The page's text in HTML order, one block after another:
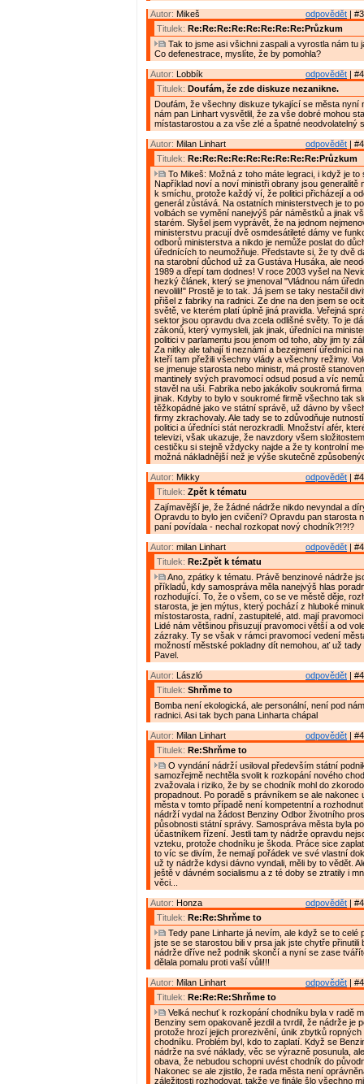
odpovědět |
Autor: Mikeš
Titulek: Re:Re:Re:Re:Re:Re:Re:Re:Průzkum
Tak to jsme asi všichni zaspali a vyrostla nám tu
Co defenestrace, myslíte, že by pomohla?
odpovědět |
Autor: Lobbík
Titulek: Doufám, že zde diskuze nezanikne.
Doufám, že všechny diskuze tykající se města nyní
nám pan Linhart vysvětlil, že za vše dobré mohou
místastarostou a za vše zlé a špatné neodvolatelný
odpovědět |
Autor: Milan Linhart
Titulek: Re:Re:Re:Re:Re:Re:Re:Re:Re:Průzkum
To Mikeš: Možná z toho máte legraci, i když je to
Například noví a noví ministři obrany jsou generalitě
k smíchu, protože každý ví, že politici přicházejí a
generál zůstává. Na ostatních ministerstvech je to
volbách se vymění nanejvýš pár náměstků a jinak
starém. Slyšel jsem vyprávět, že na jednom
ministerstvu pracují dvě osmdesátileté dámy ve
odborů ministerstva a nikdo je nemůže poslat do
úřednících to neumožňuje. Představte si, že ty dvě
na starobní důchod už za Gustáva Husáka, ale
1989 a dřepí tam dodnes! V roce 2003 vyšel na
hezký článek, který se jmenoval "Vládnou nám
nevolili!" Prostě je to tak. Já jsem se taky nestačil
přišel z fabriky na radnici. Ze dne na den jsem se
světě, ve kterém platí úplně jiná pravidla. Veřejná
sektor jsou opravdu dva zcela odlišné světy. To je
zákonů, který vymysleli, jak jinak, úředníci na
politici v parlamentu jsou jenom od toho, aby jim ty
Za nitky ale tahají ti neznámí a bezejmení úředníci
kteří tam přežili všechny vlády a všechny režimy.
se jmenuje starosta nebo ministr, má prostě
mantinely svých pravomocí odsud posud a víc
stavěl na uši. Fabrika nebo jakákoliv soukromá
jinak. Kdyby to bylo v soukromé firmě všechno tak
těžkopádné jako ve státní správě, už dávno by
firmy zkrachovaly. Ale tady se to zdůvodňuje
politici a úředníci stát nerozkradli. Množství afér,
televizi, však ukazuje, že navzdory všem
cestičku si stejně vždycky najde a že ty kontrolní
možná nákladnější než je výše skutečně
odpovědět |
Autor: Mikky
Titulek: Zpět k tématu
Zajímavější je, že žádné nádrže nikdo nevyndal a
Opravdu to bylo jen cvičení? Opravdu pan starosta
paní povídala - nechal rozkopat nový chodník?!?!?
odpovědět |
Autor: milan Linhart
Titulek: Re:Zpět k tématu
Ano, zpátky k tématu. Právě benzinové nádrže
příkladů, kdy samospráva měla nanejvýš hlas
rozhodující. To, že o všem, co se ve městě děje,
starosta, je jen mýtus, který pochází z hluboké
místostarosta, radní, zastupitelé, atd. mají
Lidé nám většinou přisuzují pravomoci větší a od
zázraky. Ty se však v rámci pravomocí vedení
možností městské pokladny dít nemohou, ať už tady
Pavel.
odpovědět |
Autor: László
Titulek: Shrňme to
Bomba není ekologická, ale personální, není pod
radnici. Asi tak bych pana Linharta chápal
odpovědět |
Autor: Milan Linhart
Titulek: Re:Shrňme to
O vyndání nádrží usiloval především státní
samozřejmě nechtěla svolit k rozkopání nového
zvažovala i riziko, že by se chodník mohl do
propadnout. Po poradě s právníkem se ale nakonec
města v tomto případě není kompetentní a
nádrží vydal na žádost Benziny Odbor životního
působnosti státní správy. Samospráva města byla
účastníkem řízení. Jestli tam ty nádrže opravdu
vzteku, protože chodníku je škoda. Práce sice
to víc se divím, že nemají pořádek ve své vlastní
už ty nádrže kdysi dávno vyndali, měli by to vědět.
ještě v dávném socialismu a z té doby se ztratily i
věci...
odpovědět |
Autor: Honza
Titulek: Re:Re:Shrňme to
Tedy pane Linharte já nevím, ale když se to celé
jste se se starostou bili v prsa jak jste chytře přinutili
nádrže dříve než podnik skončí a nyní se zase
dělala pomalu proti vaší vůli!!!
odpovědět |
Autor: Milan Linhart
Titulek: Re:Re:Re:Shrňme to
Velká nechuť k rozkopání chodníku byla v radě
Benziny sem opakovaně jezdil a tvrdil, že nádrže je
protože hrozí jejich prorezivění, únik zbytků ropných
chodníku. Problém byl, kdo to zaplatí. Když se
nádrže na své náklady, věc se výrazně posunula,
obava, že nebudou schopni uvést chodník do
Nakonec se ale zjistilo, že rada města není
záležitosti rozhodovat, takže ve finále šlo všechno